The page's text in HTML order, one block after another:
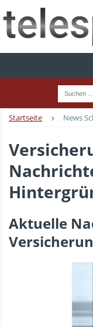
Startseite News
Aktuelle